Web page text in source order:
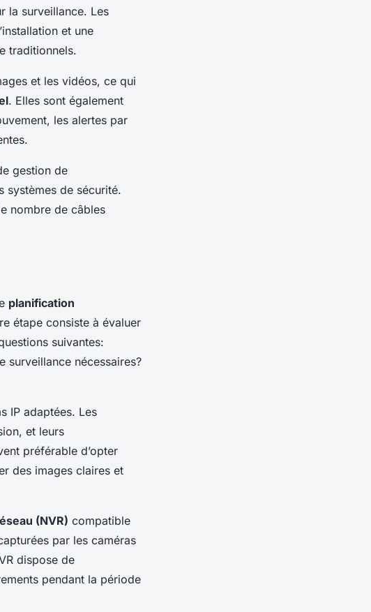
la surveillance. Les
et une
traditionnels.
et les vidéos, ce qui
. Elles sont également
les alertes par
gestion de
systèmes de sécurité.
nombre de câbles
planification
étape consiste à évaluer
suivantes:
surveillance nécessaires?
IP adaptées. Les
et leurs
préférable d’opter
des images claires et
(NVR) compatible
par les caméras
dispose de
pendant la période